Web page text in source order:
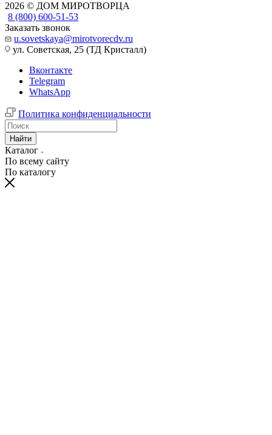
2026 © ДОМ МИРОТВОРЦА
8 (800) 600-51-53
Заказать звонок
u.sovetskaya@mirotvorecdv.ru
ул. Советская, 25 (ТД Кристалл)
Вконтакте
Telegram
WhatsApp
Политика конфиденциальности
Найти
Каталог
По всему сайту
По каталогу